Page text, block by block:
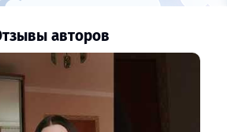
авторов